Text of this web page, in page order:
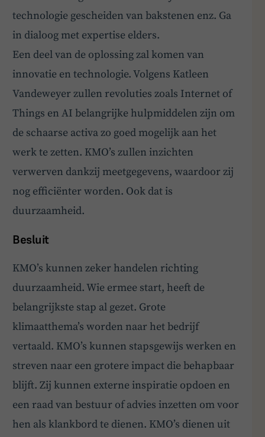
technologie gescheiden van bakstenen enz. Ga
in dialoog met expertise elders.
Een deel van de oplossing zal komen van
innovatie en technologie. Volgens Katleen
Vandeweyer zullen revoluties zoals Internet of
Things en AI belangrijke hulpmiddelen zijn om
de schaarse activa zo goed mogelijk aan het
werk te zetten. KMO’s zullen inzichten
verwerven dankzij meetgegevens, waardoor zij
nog efficiënter worden. Ook dat is
duurzaamheid.
Besluit
KMO’s kunnen zeker handelen richting
duurzaamheid. Wie ermee start, heeft de
belangrijkste stap al gezet. Grote
klimaatthema’s worden naar het bedrijf
vertaald. KMO’s kunnen stapsgewijs werken en
streven naar een grotere impact die behapbaar
blijft. Zij kunnen externe inspiratie opdoen en
een raad van bestuur of advies inzetten om voor
hen als klankbord te dienen. KMO’s dienen uit